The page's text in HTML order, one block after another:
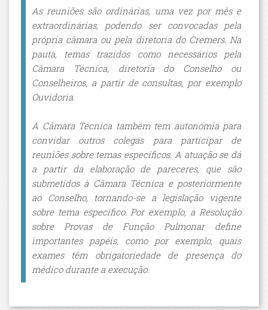
As reuniões são ordinárias, uma vez por mês e
extraordinárias, podendo ser convocadas pela
própria câmara ou pela diretoria do Cremers. Na
pauta, temas trazidos como necessários pela
Câmara Técnica, diretoria do Conselho ou
Conselheiros, a partir de consultas, por exemplo
Ouvidoria.
A Câmara Técnica também tem autonomia para
convidar outros colegas para participar de
reuniões sobre temas específicos. A atuação se dá
a partir da elaboração de pareceres, que são
submetidos à Câmara Técnica e posteriormente
ao Conselho, tornando-se a legislação vigente
sobre tema específico. Por exemplo, a Resolução
sobre Provas de Função Pulmonar define
importantes papéis, como por exemplo, quais
exames têm obrigatoriedade de presença do
médico durante a execução.